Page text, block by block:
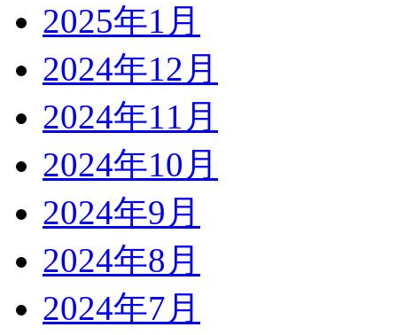
2025年1月
2024年12月
2024年11月
2024年10月
2024年9月
2024年8月
2024年7月